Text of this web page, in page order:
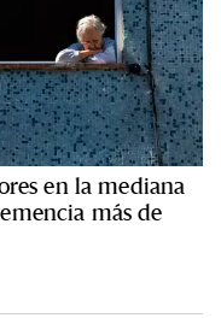
en la mediana
más de